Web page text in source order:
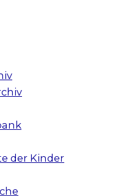
der Kinder